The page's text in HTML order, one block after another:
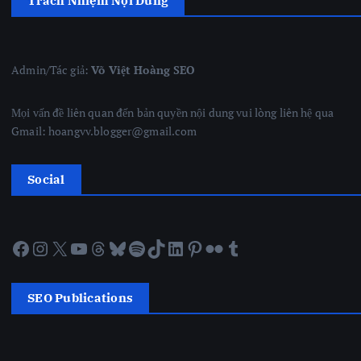
Admin/Tác giả:Võ Việt Hoàng SEO
Mọi vấn đề liên quan đến bản quyền nội dung vui lòng liên hệ qua
Gmail: hoangvv.blogger@gmail.com
Social
Facebook Instagram X YouTube Threads Bluesky Spotify TikTok LinkedIn Pinterest Flickr Tumblr
SEO Publications